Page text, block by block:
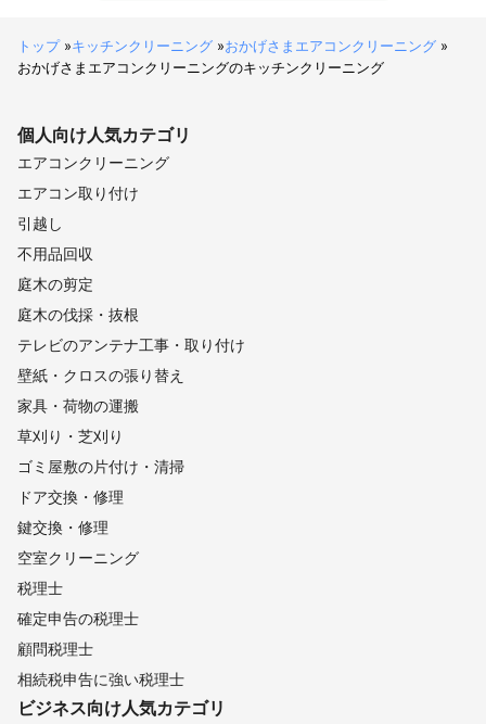
実績や評価に慢心することなく、
これからも一件一件、感謝と責任を持って施工いたします。
アピールポイント
おかげさまエアコンクリーニングは、
確実な結果と高い信頼性が求められる現場で選ばれてきた技術力
を強みとしています。
これまで、
総領事館をはじめ、病院・歯科医院・薬局・介護施設、
ど、
**「失敗が許されない場所」**での施工を数多く担当させていた
だいてきました。
そうした現場で継続してご依頼をいただいていることが、
私たちの技術と仕事姿勢への信頼の証だと考えています。
「説明が丁寧で安心できた」
「女性一人でも不安なくお願いできた」
といったお声を多くいただいています。
専門用語を並べるのではなく、
お客様の目線に立ち、分かりやすくお伝えすることを大切にして
いる点が、
万が一に備え、
再施工無料の品質保証、
損害保険への加入など、
お客様が不安なくご依頼いただける体制も整えています。
トップ»キッチンクリーニング »おかげさまエアコンクリーニング »
おかげさまエアコンクリーニングのキッチンクリーニング
個人向け人気カテゴリ
エアコンクリーニング
エアコン取り付け
引越し
不用品回収
庭木の剪定
庭木の伐採・抜根
テレビのアンテナ工事・取り付け
壁紙・クロスの張り替え
家具・荷物の運搬
草刈り・芝刈り
ゴミ屋敷の片付け・清掃
ドア交換・修理
鍵交換・修理
空室クリーニング
税理士
確定申告の税理士
顧問税理士
相続税申告に強い税理士
ビジネス向け人気カテゴリ